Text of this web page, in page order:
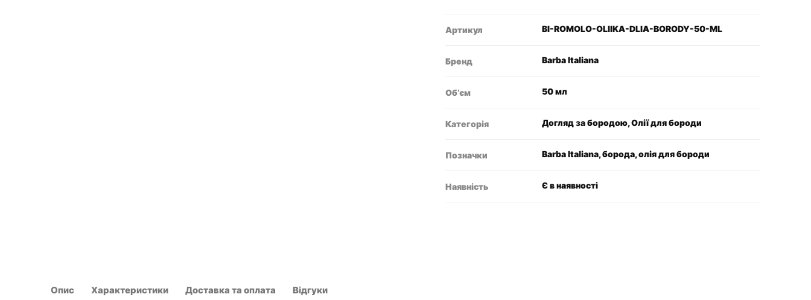
Артикул BI-ROMOLO-OLIIKA-DLIA-BORODY-50-ML
Бренд Barba Italiana
Обʼєм 50 мл
Категорія Догляд за бородою, Олії для бороди
Позначки Barba Italiana, борода, олія для бороди
Наявність Є в наявності
Опис Характеристики Доставка та оплата Відгуки